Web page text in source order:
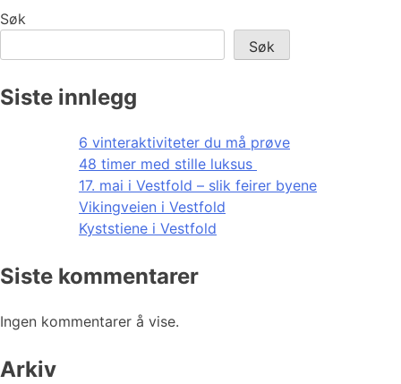
Søk
Søk
Siste innlegg
6 vinteraktiviteter du må prøve
48 timer med stille luksus
17. mai i Vestfold – slik feirer byene
Vikingveien i Vestfold
Kyststiene i Vestfold
Siste kommentarer
Ingen kommentarer å vise.
Arkiv